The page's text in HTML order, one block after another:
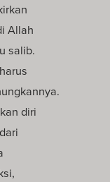
Allah
salib.
diri